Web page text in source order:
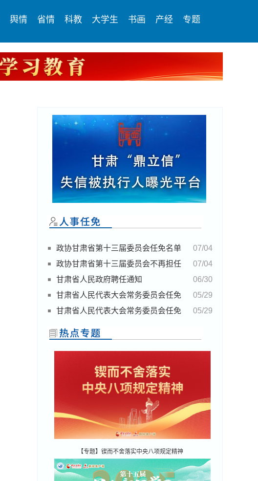
舆情 省情 科教 大学生 书画 产经 专题
07/04
政协甘肃省第十三届委员会任免名单
07/04
政协甘肃省第十三届委员会不再担任
委员名单
06/30
甘肃省人民政府聘任通知
05/29
甘肃省人民代表大会常务委员会任免
名单
05/29
甘肃省人民代表大会常务委员会任免
名单
【专题】锲而不舍落实中央八项规定精神